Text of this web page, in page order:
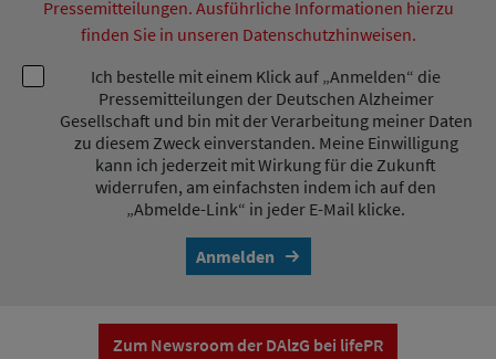
Pressemitteilungen. Ausführliche Informationen hierzu
finden Sie in unseren Datenschutzhinweisen.
Ich bestelle mit einem Klick auf „Anmelden“ die
Pressemitteilungen der Deutschen Alzheimer
Gesellschaft und bin mit der Verarbeitung meiner Daten
zu diesem Zweck einverstanden. Meine Einwilligung
kann ich jederzeit mit Wirkung für die Zukunft
widerrufen, am einfachsten indem ich auf den
„Abmelde-Link“ in jeder E-Mail klicke.
Anmelden
Zum Newsroom der DAlzG bei lifePR